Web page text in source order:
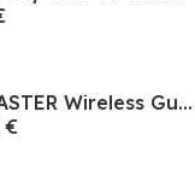
RIFFMASTER Wireless Guitar Xbox Controller
€